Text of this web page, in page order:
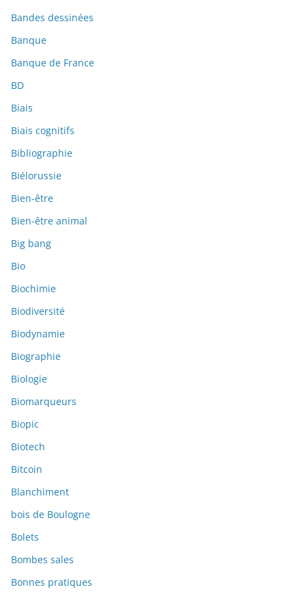
Bandes dessinées
Banque
Banque de France
BD
Biais
Biais cognitifs
Bibliographie
Biélorussie
Bien-être
Bien-être animal
Big bang
Bio
Biochimie
Biodiversité
Biodynamie
Biographie
Biologie
Biomarqueurs
Biopic
Biotech
Bitcoin
Blanchiment
bois de Boulogne
Bolets
Bombes sales
Bonnes pratiques